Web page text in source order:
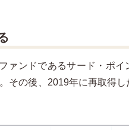
ァンドであるサード・ポイ
その後、2019年に再取得